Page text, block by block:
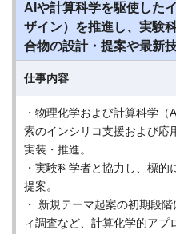
AIや計算科学を駆使した
ザイン）を推進し、実験
合物の設計・提案や最新
仕事内容
・物理化学および計算科学
索のインシリコ支援および応
実装・推進。
・実験科学者と協力し、標的
提案。
・ 新規テーマ起案の初期段
ィ調査など、計算化学的アプ